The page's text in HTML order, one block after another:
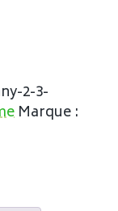
2-3-
Marque :